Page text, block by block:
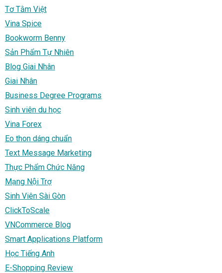
Tơ Tằm Việt
Vina Spice
Bookworm Benny
Sản Phẩm Tự Nhiên
Blog Giai Nhân
Giai Nhân
Business Degree Programs
Sinh viên du học
Vina Forex
Eo thon dáng chuẩn
Text Message Marketing
Thực Phẩm Chức Năng
Mạng Nội Trợ
Sinh Viên Sài Gòn
ClickToScale
VNCommerce Blog
Smart Applications Platform
Học Tiếng Anh
E-Shopping Review